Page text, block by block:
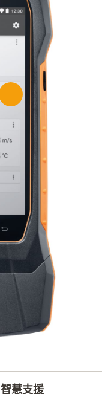
智慧支援